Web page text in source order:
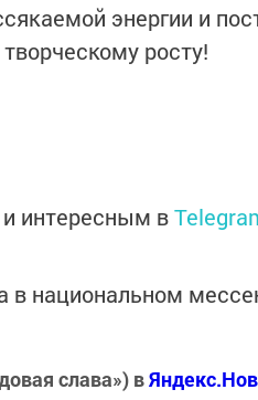
энергии и
росту!
интересным в
в национальном
слава») в